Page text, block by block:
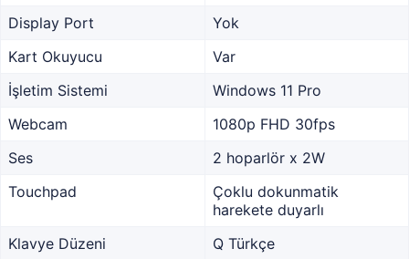
Display Port
Yok
Kart Okuyucu
Var
İşletim Sistemi
Windows 11 Pro
Webcam
1080p FHD 30fps
Ses
2 hoparlör x 2W
Touchpad
Çoklu dokunmatik
harekete duyarlı
Klavye Düzeni
Q Türkçe